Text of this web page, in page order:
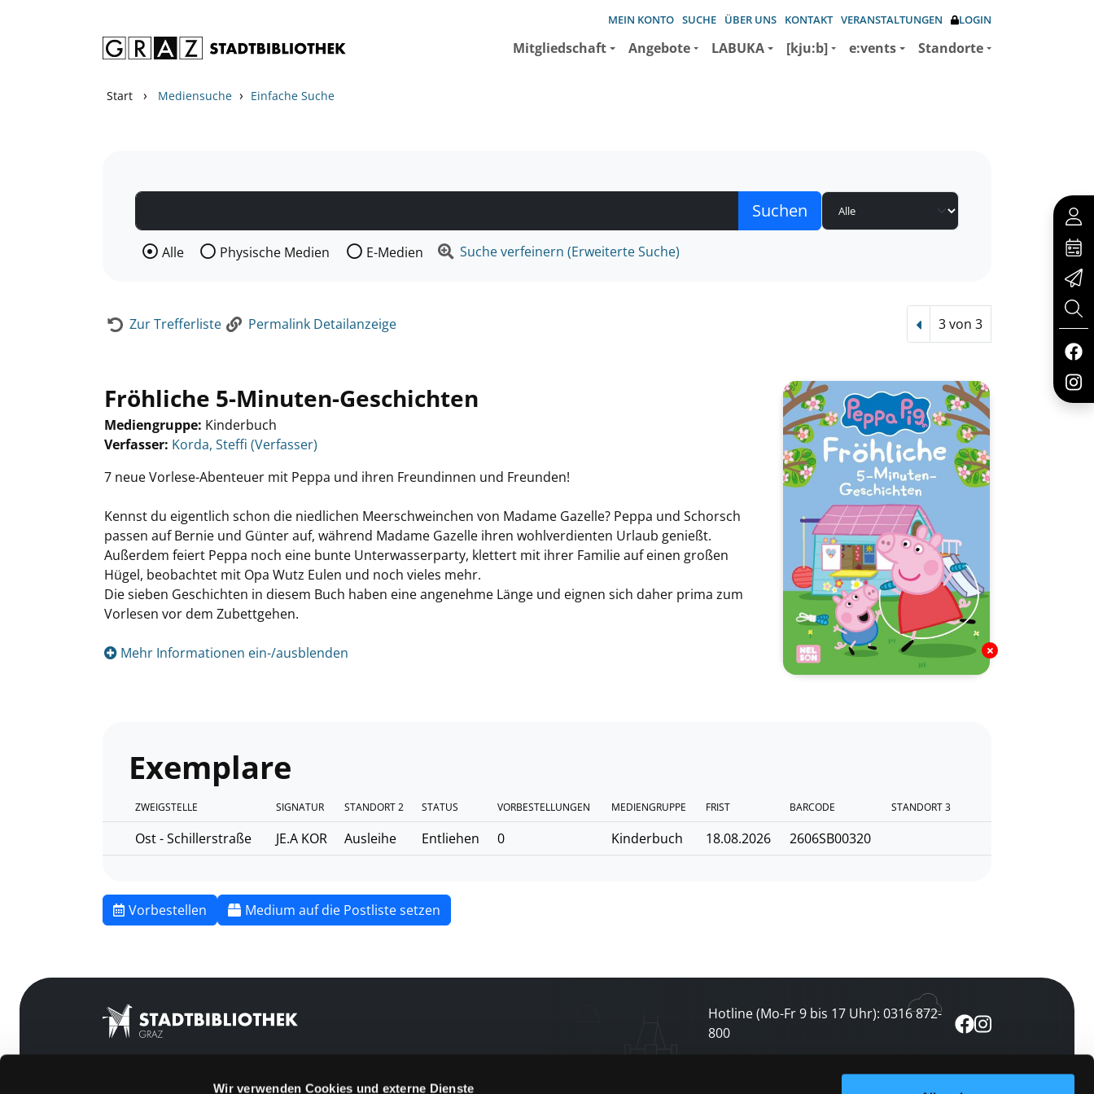
Wir verwenden Cookies und externe Dienste
MEIN KONTO SUCHE ÜBER UNS KONTAKT VERANSTALTUNGEN LOGIN
Mitgliedschaft Angebote LABUKA [kju:b] e:vents Standorte
Start › Mediensuche › Einfache Suche
Wählen Sie die Medienart nach der Sie suchen wollen.
Alle Physische Medien E-Medien Suche verfeinern (Erweiterte Suche)
Zur Trefferliste Permalink Detailanzeige Vorheriger Treffer
3 von 3
Fröhliche 5-Minuten-Geschichten
Mediengruppe: Kinderbuch
Verfasser: Suche nach diesem Verfasser
Korda, Steffi (Verfasser)
7 neue Vorlese-Abenteuer mit Peppa und ihren Freundinnen und Freunden!
Kennst du eigentlich schon die niedlichen Meerschweinchen von Madame Gazelle? Peppa und Schorsch
passen auf Bernie und Günter auf, während Madame Gazelle ihren wohlverdienten Urlaub genießt.
Außerdem feiert Peppa noch eine bunte Unterwasserparty, klettert mit ihrer Familie auf einen großen
Hügel, beobachtet mit Opa Wutz Eulen und noch vieles mehr.
Die sieben Geschichten in diesem Buch haben eine angenehme Länge und eignen sich daher prima zum
Vorlesen vor dem Zubettgehen.
Mehr Informationen ein-/ausblenden
Exemplare
ZWEIGSTELLE SIGNATUR STANDORT 2 STATUS VORBESTELLUNGEN MEDIENGRUPPE FRIST BARCODE STANDORT 3
Ost - Schillerstraße JE.A KOR Ausleihe Entliehen 0 Kinderbuch 18.08.2026 2606SB00320
Vorbestellen Medium auf die Postliste setzen
Hotline (Mo-Fr 9 bis 17 Uhr): 0316 872-
800